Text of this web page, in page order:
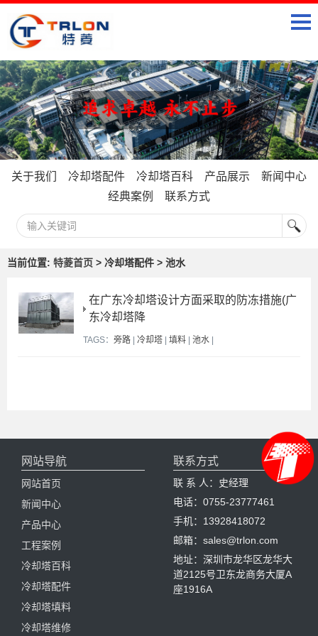
关于我们 冷却塔配件 冷却塔百科 产品展示
新闻中心
经典案例
联系方式
当前位置: 特菱首页 > 冷却塔配件 > 池水
在广东冷却塔设计方面采取的防冻措施(广
东冷却塔降
TAGS： 旁路 | 冷却塔 | 填料 | 池水 |
网站导航
网站首页
新闻中心
产品中心
工程案例
冷却塔百科
冷却塔配件
冷却塔填料
冷却塔维修
联系方式
联 系 人：史经理
电话：0755-23777461
手机：13928418072
邮箱：sales@trlon.com
地址：深圳市龙华区龙华大
道2125号卫东龙商务大厦A
座1916A